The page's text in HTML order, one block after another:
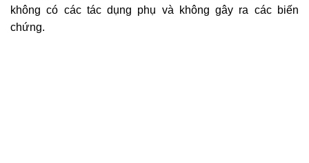
không có các tác dụng phụ và không gây ra các biến
chứng.